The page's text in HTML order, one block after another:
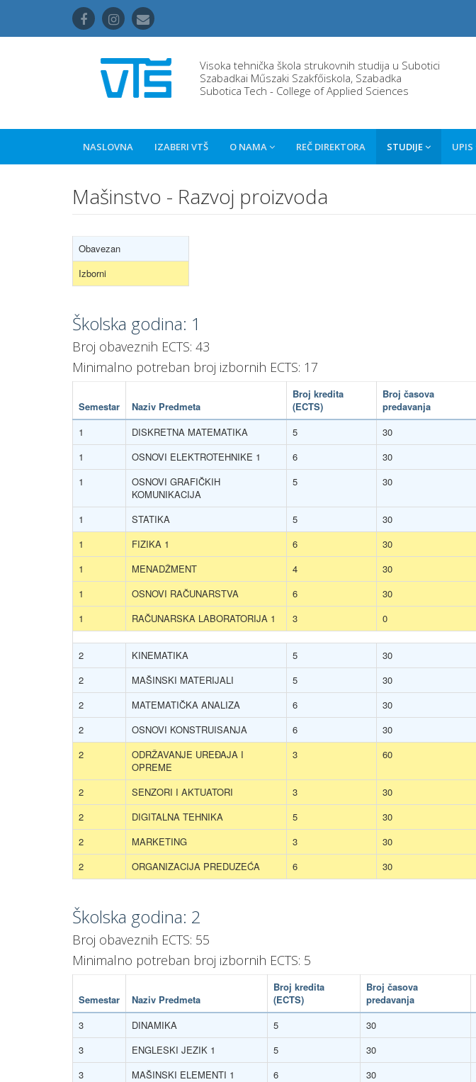
Visoka tehnička škola strukovnih studija u Subotici
Szabadkai Műszaki Szakfőiskola, Szabadka
Subotica Tech - College of Applied Sciences
NASLOVNA IZABERI VTŠ O NAMA REČ DIREKTORA STUDIJE UPIS
Mašinstvo - Razvoj proizvoda
Obavezan
Izborni
Školska godina: 1
Broj obaveznih ECTS: 43
Minimalno potreban broj izbornih ECTS: 17
Semestar Naziv Predmeta
Broj kredita
(ECTS)
Broj časova
predavanja
1
DISKRETNA MATEMATIKA 5 30
1
OSNOVI ELEKTROTEHNIKE 1 6 30
1
OSNOVI GRAFIČKIH
KOMUNIKACIJA
5 30
1 STATIKA 5 30
1
FIZIKA 1 6 30
1
MENADŽMENT 4 30
1
OSNOVI RAČUNARSTVA 6 30
1
RAČUNARSKA LABORATORIJA 1 3 0
2 KINEMATIKA 5 30
2
MAŠINSKI MATERIJALI 5 30
2
MATEMATIČKA ANALIZA 6 30
2
OSNOVI KONSTRUISANJA 6 30
2
ODRŽAVANJE UREĐAJA I
OPREME
3 60
2 SENZORI I AKTUATORI 3 30
2
DIGITALNA TEHNIKA 5 30
2
MARKETING 3 30
2
ORGANIZACIJA PREDUZEĆA 6 30
Školska godina: 2
Broj obaveznih ECTS: 55
Minimalno potreban broj izbornih ECTS: 5
Semestar Naziv Predmeta
Broj kredita
(ECTS)
Broj časova
predavanja
3
DINAMIKA 5 30
3
ENGLESKI JEZIK 1 5 30
3
MAŠINSKI ELEMENTI 1 6 30